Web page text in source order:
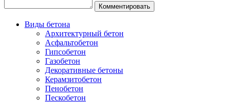
Виды бетона
Архитектурный бетон
Асфальтобетон
Гипсобетон
Газобетон
Декоративные бетоны
Керамзитобетон
Пенобетон
Пескобетон